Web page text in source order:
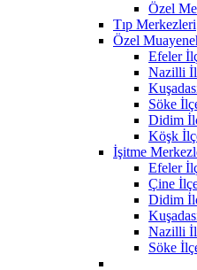
Özel
Tıp Merkezleri
Özel
Efeler
Nazilli
Söke
Didim
Köşk
İşitme
Efeler
Çine
Didim
Nazilli
Söke